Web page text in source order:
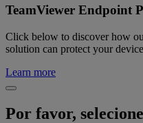
TeamViewer Endpoint
Click below to discover how
solution can protect your
Learn more
Por favor,